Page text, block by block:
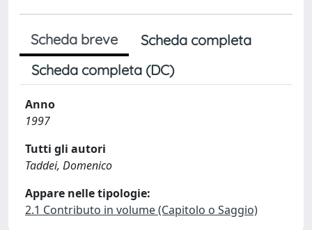
Scheda breve
Scheda completa
Scheda completa (DC)
Anno
1997
Tutti gli autori
Taddei, Domenico
Appare nelle tipologie:
2.1 Contributo in volume (Capitolo o Saggio)